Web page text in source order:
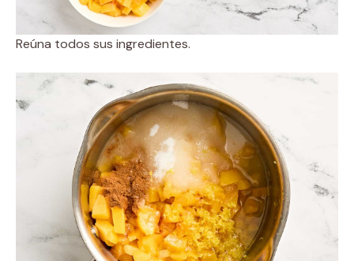
Reúna todos sus ingredientes.